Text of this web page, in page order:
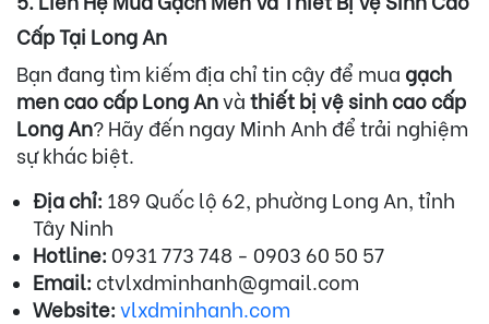
Cấp Tại Long An
Bạn đang tìm kiếm địa chỉ tin cậy để mua gạch
men cao cấp Long Anvàthiết bị vệ sinh cao cấp
Long An? Hãy đến ngay Minh Anh để trải nghiệm
sự khác biệt.
Địa chỉ: 189 Quốc lộ 62, phường Long An, tỉnh
Tây Ninh
Hotline: 0931 773 748 - 0903 60 50 57
Email: ctvlxdminhanh@gmail.com
Website:vlxdminhanh.com